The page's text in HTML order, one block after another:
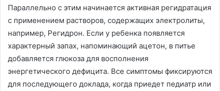
Параллельно с этим начинается активная регидратация
с применением растворов, содержащих электролиты,
например, Регидрон. Если у ребенка появляется
характерный запах, напоминающий ацетон, в питье
добавляется глюкоза для восполнения
энергетического дефицита. Все симптомы фиксируются
для последующего доклада, когда приедет педиатр или